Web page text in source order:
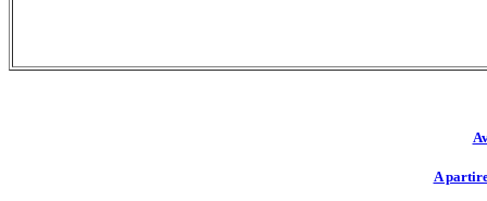
A